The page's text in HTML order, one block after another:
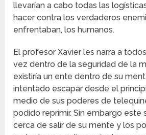
llevarían a cabo todas las
hacer contra los verdaderos
enfrentaban, los humanos.
El profesor Xavier les narra a
vez dentro de la seguridad de la
existiría un ente dentro de su
intentado escapar desde el
medio de sus poderes de
podido reprimir. Sin embargo este
cerca de salir de su mente y los